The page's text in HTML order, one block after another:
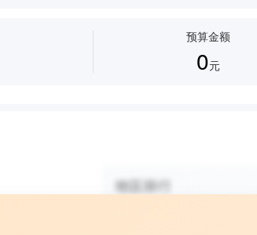
预算金额
0元